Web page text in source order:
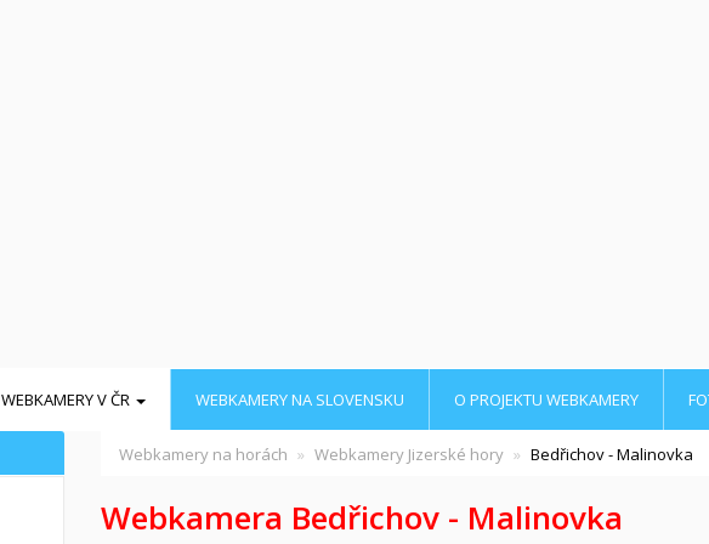
WEBKAMERY V ČR WEBKAMERY NA SLOVENSKU O PROJEKTU WEBKAMERY
Webkamery na horách Webkamery Jizerské hory Bedřichov - Malinovka
Webkamera Bedřichov - Malinovka